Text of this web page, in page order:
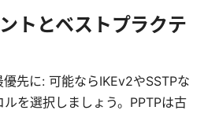
トとベストプラクテ
先に: 可能ならIKEv2やSSTPな
ルを選択しましょう。PPTPは古